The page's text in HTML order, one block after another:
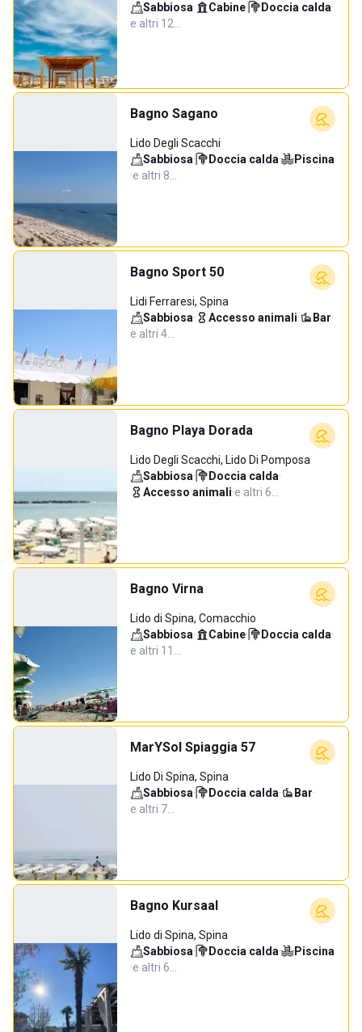
Sabbiosa· Cabine· Doccia calda·
e altri 12…
Bagno Sagano
Lido Degli Scacchi
Sabbiosa· Doccia calda·
Piscina
·e altri 8…
Bagno Sport 50
Lidi Ferraresi, Spina
Sabbiosa· Accesso animali· Bar·
e altri 4…
Bagno Playa Dorada
Lido Degli Scacchi, Lido Di Pomposa
Sabbiosa· Doccia calda·
Accesso animali·e altri 6…
Bagno Virna
Lido di Spina, Comacchio
Sabbiosa· Cabine· Doccia calda·
e altri 11…
MarYSol Spiaggia 57
Lido Di Spina, Spina
Sabbiosa· Doccia calda· Bar·
e altri 7…
Bagno Kursaal
Lido di Spina, Spina
Sabbiosa· Doccia calda·
Piscina
·e altri 6…